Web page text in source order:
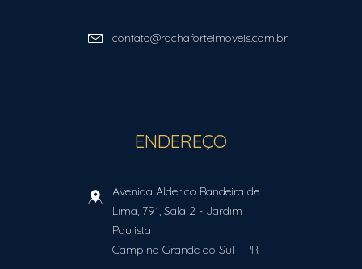
contato@rochaforteimoveis.com.br
ENDEREÇO
Avenida Alderico Bandeira de
Lima, 791, Sala 2 - Jardim
Paulista
Campina Grande do Sul - PR